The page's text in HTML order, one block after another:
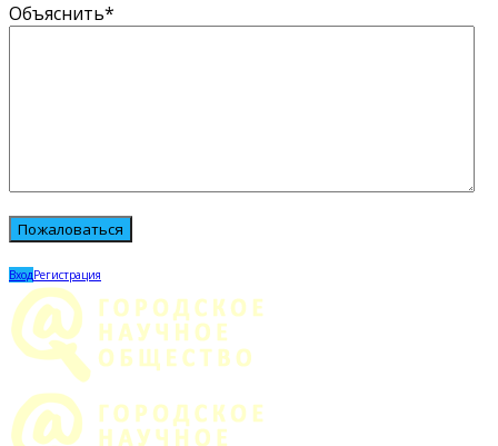
Объяснить*
ВходРегистрация
Городское
научное
общество
учащихся